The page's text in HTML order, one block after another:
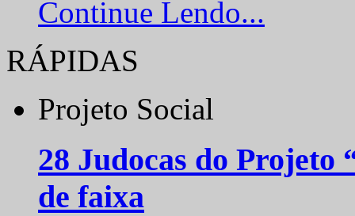
Continue Lendo...
RÁPIDAS
Projeto Social
28 Judocas do
de faixa